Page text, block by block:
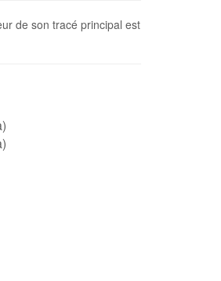
de son tracé principal est